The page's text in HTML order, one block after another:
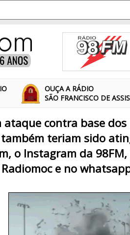
OUÇA A RÁDIO
SÃO FRANCISCO DE ASSIS
contra base
teriam sido
o Instagram da
e no